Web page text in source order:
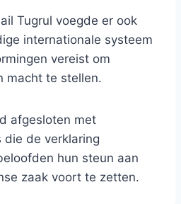
Tugrul voegde er ook
internationale systeem
vereist om
macht te stellen.
afgesloten met
de verklaring
hun steun aan
zaak voort te zetten.